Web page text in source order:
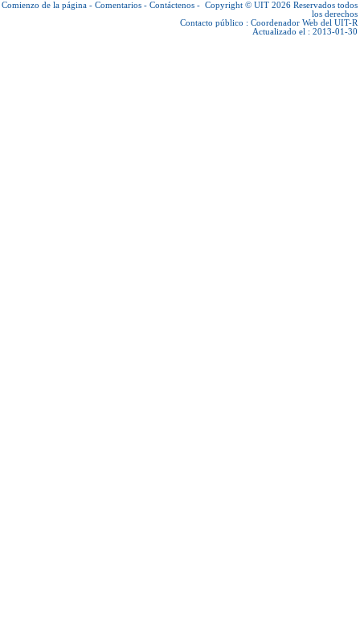
Comienzo de la página - Comentarios - Contáctenos - Copyright © UIT 2026 Reservados todos
los derechos
Contacto público : Coordenador Web del UIT-R
Actualizado el : 2013-01-30